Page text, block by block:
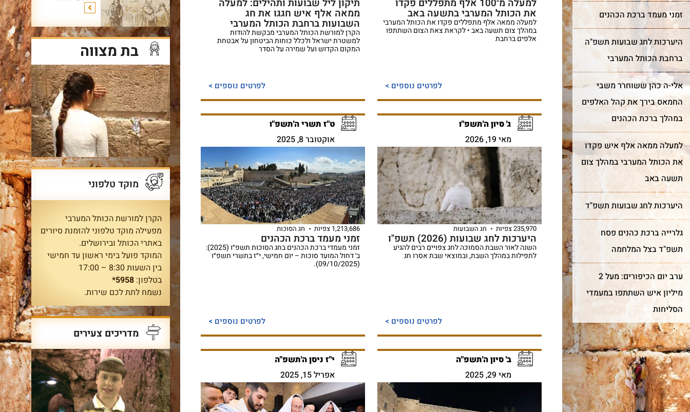
זמני מעמד ברכת הכהנים
היערכות לחג שבועות תשפ"ה
ברחבת הכותל המערבי
אלי-ה כהן ששוחרר משבי
החמאס בירך את קהל האלפים
במהלך ברכת הכהנים
למעלה ממאה אלף איש פקדו
את הכותל המערבי במהלך צום
תשעה באב
היערכות לחג שבועות תשפ"ד
גלרייה ברכת כהנים פסח
תשפ"ד בצל המלחמה
ערב יום הכיפורים: מעל 2
מיליון איש השתתפו במעמדי
הסליחות
למעלה מ־100 אלף מתפללים פקדו
את הכותל המערבי בתשעה באב
למעלה ממאה אלף מתפללים פקדו את הכותל המערבי
במהלך צום תשעה באב • לקראת צאת הצום השתתפו
אלפים ברחבת
לפרטים נוספים >
תיקון ליל שבועות ותהילים: למעלה
ממאה אלף איש חגגו את חג
השבועות ברחבת הכותל המערבי
הקרן למורשת הכותל המערבי מבקשת להודות
למשטרת ישראל ולכלל כוחות הביטחון על אבטחת
המקום הקדוש ועל שמירה על הסדר
לפרטים נוספים >
ג' סיון ה'תשפ"ו
מאי 19, 2026
235,970 צפיות חג השבועות
היערכות לחג שבועות (2026) תשפ"ו
השנה לאור השבת הסמוכה לחג צפויים רבים להגיע
לתפילות במהלך השבת, ובמוצאי שבת אסרו חג
לפרטים נוספים >
ט"ז תשרי ה'תשפ"ו
אוקטובר 8, 2025
1,213,686 צפיות חג הסוכות
זמני מעמד ברכת הכהנים
זמני מעמדי ברכת הכהנים בחג הסוכות תשפ״ו (2025):
ב׳ דחול המועד סוכות – יום חמישי, י״ז בתשרי תשפ״ו
(09/10/2025).
לפרטים נוספים >
ב' סיון ה'תשפ"ה
מאי 29, 2025
י"ז ניסן ה'תשפ"ה
אפריל 15, 2025
בת מצווה
מוקד טלפוני
הקרן למורשת הכותל המערבי
מפעילה מוקד טלפוני להזמנת סיורים
באתרי הכותל ובירושלים.
המוקד פועל בימי ראשון עד חמישי
בין השעות 8:30 – 17:00
בטלפון: 5958*
נשמח לתת לכם שירות.
מדריכים צעירים